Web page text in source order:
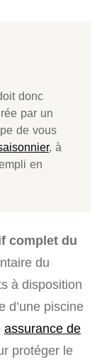
donc
par un
de vous
, à
en
complet du
du
à disposition
d’une piscine
assurance de
protéger le